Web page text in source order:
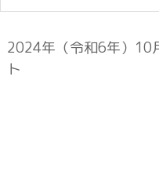
2024年（令和6年）10
ト